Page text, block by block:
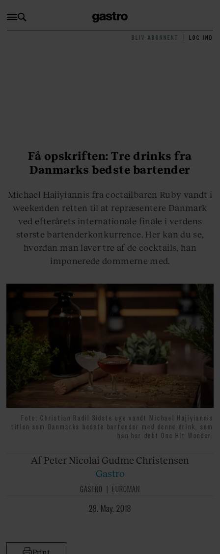
BLIV ABONNENT LOG IND
Få opskriften: Tre drinks fra
Danmarks bedste bartender
Michael Hajiyiannis fra coctailbaren Ruby vandt i
weekenden retten til at repræsentere Danmark
ved efterårets internationale finale i verdens
største bartenderkonkurrence. Her kan du se,
hvordan man laver tre af de cocktails, han
imponerede dommerne med.
Foto: Christian Radil Sidste uge vandt Michael Hajiyiannis
titlen som Danmarks bedste bartender med denne drink, som
han har døbt One Hit Wonder.
Af Peter Nicolai Gudme Christensen
Gastro
GASTRO
EUROMAN
29. May. 2018
Print